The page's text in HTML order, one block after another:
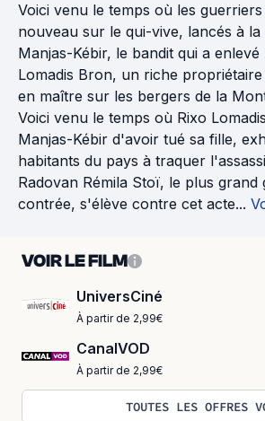
Voici venu le temps où les
nouveau sur le qui-vive, lancés à
Manjas-Kébir, le bandit qui a enlevé
Lomadis Bron, un riche
en maître sur les bergers de la
Voici venu le temps où Rixo
Manjas-Kébir d'avoir tué sa fille,
habitants du pays à traquer
Radovan Rémila Stoï, le plus grand
contrée, s'élève contre cet acte...
VOIR LE FILM
UniversCiné
À partir de 2,99€
CanalVOD
À partir de 2,99€
TOUTES LES OFFRES